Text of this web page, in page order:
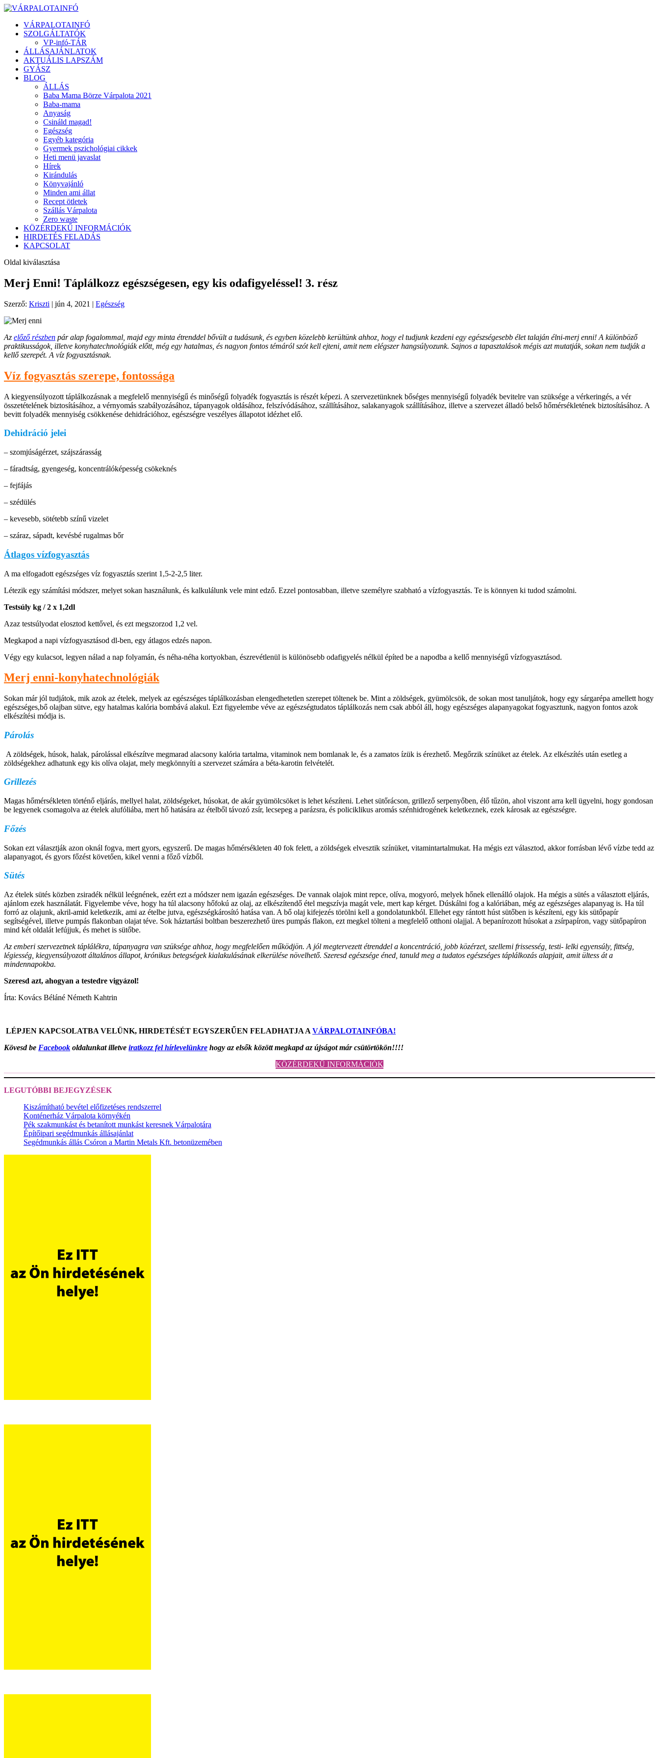
VÁRPALOTAINFÓ
SZOLGÁLTATÓK
VP-infó-TÁR
ÁLLÁSAJÁNLATOK
AKTUÁLIS LAPSZÁM
GYÁSZ
BLOG
ÁLLÁS
Baba Mama Börze Várpalota 2021
Baba-mama
Anyaság
Csináld magad!
Egészség
Egyéb kategória
Gyermek pszichológiai cikkek
Heti menü javaslat
Hírek
Kirándulás
Könyvajánló
Minden ami állat
Recept ötletek
Szállás Várpalota
Zero waste
KÖZÉRDEKŰ INFORMÁCIÓK
HIRDETÉS FELADÁS
KAPCSOLAT
Oldal kiválasztása
Merj Enni! Táplálkozz egészségesen, egy kis odafigyeléssel! 3. rész
Szerző: Kriszti | jún 4, 2021 | Egészség
Az előző részben pár alap fogalommal, majd egy minta étrenddel bővült a tudásunk, és egyben közelebb kerültünk ahhoz, hogy el tudjunk kezdeni egy egészségesebb élet talaján élni-merj enni! A különböző
praktikusságok, illetve konyhatechnológiák előtt, még egy hatalmas, és nagyon fontos témáról szót kell ejteni, amit nem elégszer hangsúlyozunk. Sajnos a tapasztalások mégis azt mutatják, sokan nem tudják a
kellő szerepét. A víz fogyasztásnak.
Víz fogyasztás szerepe, fontossága
A kiegyensúlyozott táplálkozásnak a megfelelő mennyiségű és minőségű folyadék fogyasztás is részét képezi. A szervezetünknek bőséges mennyiségű folyadék bevitelre van szüksége a vérkeringés, a vér
összetételének biztosításához, a vérnyomás szabályozásához, tápanyagok oldásához, felszívódásához, szállításához, salakanyagok szállításához, illetve a szervezet álladó belső hőmérsékletének biztosításához. A
bevitt folyadék mennyiség csökkenése dehidrációhoz, egészségre veszélyes állapotot idézhet elő.
Dehidráció jelei
– szomjúságérzet, szájszárasság
– fáradtság, gyengeség, koncentrálóképesség csökeknés
– fejfájás
– szédülés
– kevesebb, sötétebb színű vizelet
– száraz, sápadt, kevésbé rugalmas bőr
Átlagos vízfogyasztás
A ma elfogadott egészséges víz fogyasztás szerint 1,5-2-2,5 liter.
Létezik egy számítási módszer, melyet sokan használunk, és kalkulálunk vele mint edző. Ezzel pontosabban, illetve személyre szabható a vízfogyasztás. Te is könnyen ki tudod számolni.
Testsúly kg / 2 x 1,2dl
Azaz testsúlyodat elosztod kettővel, és ezt megszorzod 1,2 vel.
Megkapod a napi vízfogyasztásod dl-ben, egy átlagos edzés napon.
Végy egy kulacsot, legyen nálad a nap folyamán, és néha-néha kortyokban, észrevétlenül is különösebb odafigyelés nélkül építed be a napodba a kellő mennyiségű vízfogyasztásod.
Merj enni-konyhatechnológiák
Sokan már jól tudjátok, mik azok az ételek, melyek az egészséges táplálkozásban elengedhetetlen szerepet töltenek be. Mint a zöldségek, gyümölcsök, de sokan most tanuljátok, hogy egy sárgarépa amellett hogy
egészséges,bő olajban sütve, egy hatalmas kalória bombává alakul. Ezt figyelembe véve az egészségtudatos táplálkozás nem csak abból áll, hogy egészséges alapanyagokat fogyasztunk, nagyon fontos azok
elkészítési módja is.
Párolás
A zöldségek, húsok, halak, párolással elkészítve megmarad alacsony kalória tartalma, vitaminok nem bomlanak le, és a zamatos ízük is érezhető. Megőrzik színüket az ételek. Az elkészítés után esetleg a
zöldségekhez adhatunk egy kis olíva olajat, mely megkönnyíti a szervezet számára a béta-karotin felvételét.
Grillezés
Magas hőmérsékleten történő eljárás, mellyel halat, zöldségeket, húsokat, de akár gyümölcsöket is lehet készíteni. Lehet sütőrácson, grillező serpenyőben, élő tűzön, ahol viszont arra kell ügyelni, hogy gondosan
be legyenek csomagolva az ételek alufóliába, mert hő hatására az ételből távozó zsír, lecsepeg a parázsra, és policiklikus aromás szénhidrogének keletkeznek, ezek károsak az egészségre.
Főzés
Sokan ezt választják azon oknál fogva, mert gyors, egyszerű. De magas hőmérsékleten 40 fok felett, a zöldségek elvesztik színüket, vitamintartalmukat. Ha mégis ezt választod, akkor forrásban lévő vízbe tedd az
alapanyagot, és gyors főzést követően, kikel venni a főző vízből.
Sütés
Az ételek sütés közben zsiradék nélkül leégnének, ezért ezt a módszer nem igazán egészséges. De vannak olajok mint repce, olíva, mogyoró, melyek hőnek ellenálló olajok. Ha mégis a sütés a választott eljárás,
ajánlom ezek használatát. Figyelembe véve, hogy ha túl alacsony hőfokú az olaj, az elkészítendő étel megszívja magát vele, mert kap kérget. Dúskálni fog a kalóriában, még az egészséges alapanyag is. Ha túl
forró az olajunk, akril-amid keletkezik, ami az ételbe jutva, egészségkárosító hatása van. A bő olaj kifejezés törölni kell a gondolatunkból. Ellehet egy rántott húst sütőben is készíteni, egy kis sütőpapír
segítségével, illetve pumpás flakonban olajat téve. Sok háztartási boltban beszerezhető üres pumpás flakon, ezt megkel tölteni a megfelelő otthoni olajjal. A bepanírozott húsokat a zsírpapíron, vagy sütőpapíron
mind két oldalát lefújjuk, és mehet is sütőbe.
Az emberi szervezetnek táplálékra, tápanyagra van szüksége ahhoz, hogy megfelelően működjön. A jól megtervezett étrenddel a koncentráció, jobb közérzet, szellemi frissesség, testi- lelki egyensúly, fittség,
légiesség, kiegyensúlyozott általános állapot, krónikus betegségek kialakulásának elkerülése növelhető. Szeresd egészsége éned, tanuld meg a tudatos egészséges táplálkozás alapjait, amit ültess át a
mindennapokba.
Szeresd azt, ahogyan a testedre vigyázol!
Írta: Kovács Béláné Németh Kahtrin
LÉPJEN KAPCSOLATBA VELÜNK, HIRDETÉSÉT EGYSZERŰEN FELADHATJA A VÁRPALOTAINFÓBA!
Kövesd be Facebook oldalunkat illetve iratkozz fel hírlevelünkre hogy az elsők között megkapd az újságot már csütörtökön!!!!
KÖZÉRDEKŰ INFORMÁCIÓK
LEGUTÓBBI BEJEGYZÉSEK
Kiszámítható bevétel előfizetéses rendszerrel
Konténerház Várpalota környékén
Pék szakmunkást és betanított munkást keresnek Várpalotára
Építőipari segédmunkás állásajánlat
Segédmunkás állás Csóron a Martin Metals Kft. betonüzemében